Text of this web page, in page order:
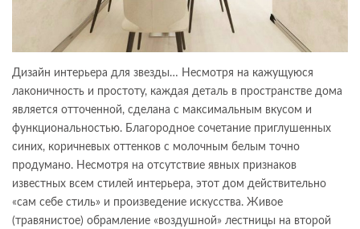
Дизайн интерьера для звезды… Несмотря на кажущуюся
лаконичность и простоту, каждая деталь в пространстве дома
является отточенной, сделана с максимальным вкусом и
функциональностью. Благородное сочетание приглушенных
синих, коричневых оттенков с молочным белым точно
продумано. Несмотря на отсутствие явных признаков
известных всем стилей интерьера, этот дом действительно
«сам себе стиль» и произведение искусства. Живое
(травянистое) обрамление «воздушной» лестницы на второй